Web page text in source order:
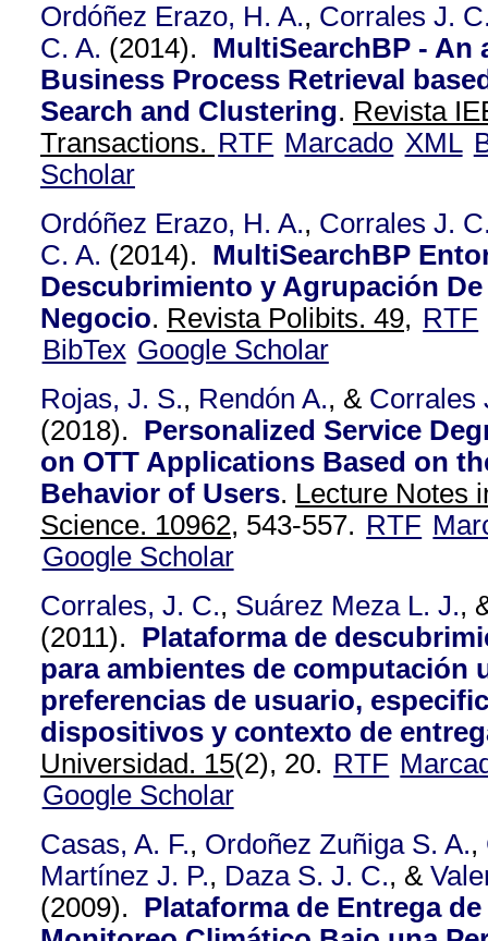
Ordóñez Erazo, H. A., Corrales J.
C. A. (2014). MultiSearchBP - An
Business Process Retrieval
Search and Clustering. Revista
Transactions. RTF Marcado XML
Scholar
Ordóñez Erazo, H. A., Corrales J.
C. A. (2014). MultiSearchBP
Descubrimiento y Agrupación
Negocio. Revista Polibits. 49, RTF
BibTex Google Scholar
Rojas, J. S., Rendón A., & Corrales
(2018). Personalized Service
on OTT Applications Based on
Behavior of Users. Lecture Notes
Science. 10962, 543-557. RTF
Google Scholar
Corrales, J. C., Suárez Meza L. J.,
(2011). Plataforma de
para ambientes de computación
preferencias de usuario,
dispositivos y contexto de
Universidad. 15(2), 20. RTF
Google Scholar
Casas, A. F., Ordoñez Zuñiga S. A.,
Martínez J. P., Daza S. J. C., &
(2009). Plataforma de Entrega